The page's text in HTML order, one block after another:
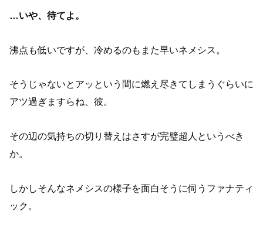
…いや、待てよ。
沸点も低いですが、冷めるのもまた早いネメシス。
そうじゃないとアッという間に燃え尽きてしまうぐらいに
アツ過ぎますらね、彼。
その辺の気持ちの切り替えはさすが完璧超人というべき
か。
しかしそんなネメシスの様子を面白そうに伺うファナティ
ック。